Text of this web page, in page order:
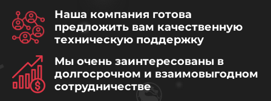
Наша компания готова
предложить вам качественную
техническую поддержку
Мы очень заинтересованы в
долгосрочном и взаимовыгодном
сотрудничестве